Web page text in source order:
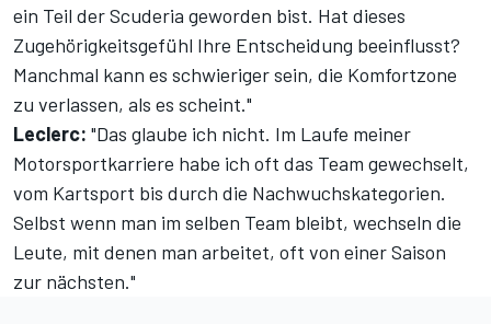
ein Teil der Scuderia geworden bist. Hat dieses
Zugehörigkeitsgefühl Ihre Entscheidung beeinflusst?
Manchmal kann es schwieriger sein, die Komfortzone
zu verlassen, als es scheint."
Leclerc: "Das glaube ich nicht. Im Laufe meiner
Motorsportkarriere habe ich oft das Team gewechselt,
vom Kartsport bis durch die Nachwuchskategorien.
Selbst wenn man im selben Team bleibt, wechseln die
Leute, mit denen man arbeitet, oft von einer Saison
zur nächsten."